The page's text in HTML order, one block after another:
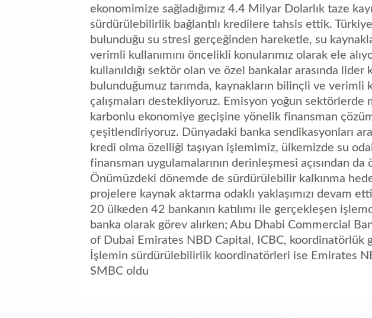
ekonomimize sağladığımız 4.4 Milyar Dolarlık taze
sürdürülebilirlik bağlantılı kredilere tahsis ettik.
bulunduğu su stresi gerçeğinden hareketle, su
verimli kullanımını öncelikli konularımız olarak ele
kullanıldığı sektör olan ve özel bankalar arasında lider
bulunduğumuz tarımda, kaynakların bilinçli ve verimli
çalışmaları destekliyoruz. Emisyon yoğun
karbonlu ekonomiye geçişine yönelik finansman
çeşitlendiriyoruz. Dünyadaki banka sendikasyonları
kredi olma özelliği taşıyan işlemimiz, ülkemizde su
finansman uygulamalarının derinleşmesi açısından
Önümüzdeki dönemde de sürdürülebilir kalkınma
projelere kaynak aktarma odaklı yaklaşımızı devam
20 ülkeden 42 bankanın katılımı ile gerçekleşen
banka olarak görev alırken; Abu Dhabi Commercial
of Dubai Emirates NBD Capital, ICBC, koordinatörlük
İşlemin sürdürülebilirlik koordinatörleri ise Emirates
SMBC oldu